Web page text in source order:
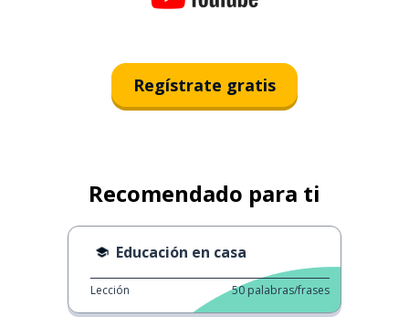
Regístrate gratis
Recomendado para ti
Educación en casa
Lección 50 palabras/frases